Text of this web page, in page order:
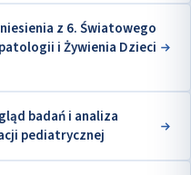
z 6. Światowego
i Żywienia Dzieci
badań i analiza
pediatrycznej